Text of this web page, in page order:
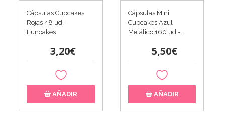
Cápsulas Cupcakes
Rojas 48 ud -
Funcakes
3,20€
AÑADIR
Cápsulas Mini
Cupcakes Azul
Metálico 160 ud -...
5,50€
AÑADIR